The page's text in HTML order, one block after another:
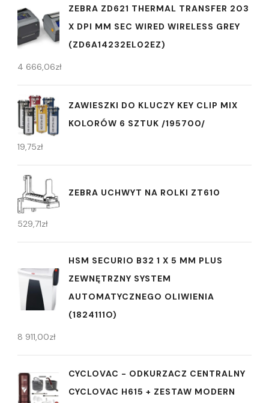
ZEBRA ZD621 THERMAL TRANSFER 203
X DPI MM SEC WIRED WIRELESS GREY
(ZD6A14232EL02EZ)
4 666,06zł
ZAWIESZKI DO KLUCZY KEY CLIP MIX
KOLORÓW 6 SZTUK /195700/
19,75zł
ZEBRA UCHWYT NA ROLKI ZT610
529,71zł
HSM SECURIO B32 1 X 5 MM PLUS
ZEWNĘTRZNY SYSTEM
AUTOMATYCZNEGO OLIWIENIA
(1824111O)
8 911,00zł
CYCLOVAC - ODKURZACZ CENTRALNY
CYCLOVAC H615 + ZESTAW MODERN